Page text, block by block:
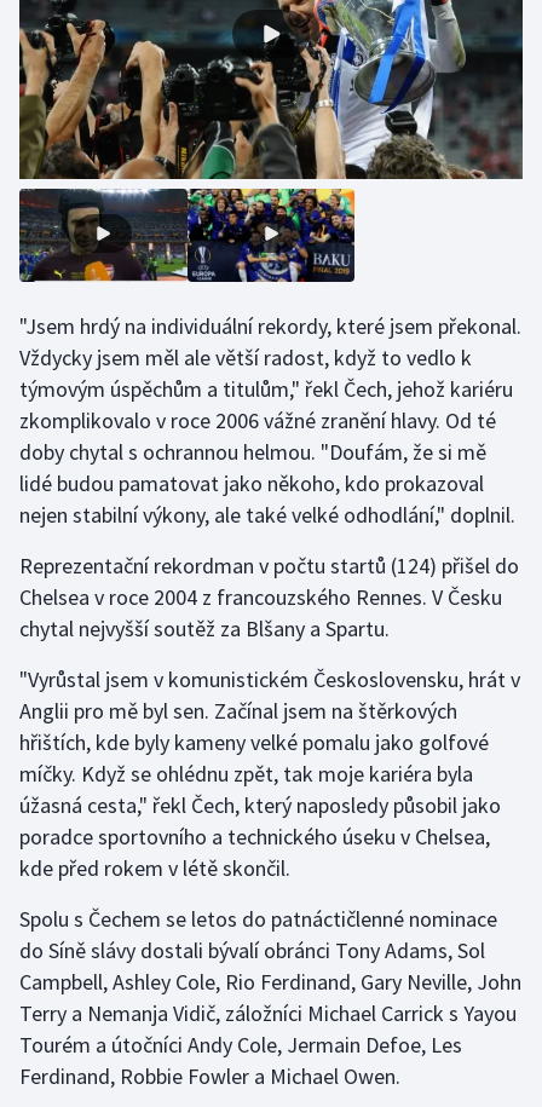
Stolní tenis
Triatlon
Veslování
Vodní slalom
Volejbal
"Jsem hrdý na individuální rekordy, které jsem překonal.
Vždycky jsem měl ale větší radost, když to vedlo k
týmovým úspěchům a titulům," řekl Čech, jehož kariéru
zkomplikovalo v roce 2006 vážné zranění hlavy. Od té
doby chytal s ochrannou helmou. "Doufám, že si mě
lidé budou pamatovat jako někoho, kdo prokazoval
nejen stabilní výkony, ale také velké odhodlání," doplnil.
Reprezentační rekordman v počtu startů (124) přišel do
Chelsea v roce 2004 z francouzského Rennes. V Česku
chytal nejvyšší soutěž za Blšany a Spartu.
"Vyrůstal jsem v komunistickém Československu, hrát v
Anglii pro mě byl sen. Začínal jsem na štěrkových
hřištích, kde byly kameny velké pomalu jako golfové
míčky. Když se ohlédnu zpět, tak moje kariéra byla
úžasná cesta," řekl Čech, který naposledy působil jako
poradce sportovního a technického úseku v Chelsea,
kde před rokem v létě skončil.
Spolu s Čechem se letos do patnáctičlenné nominace
do Síně slávy dostali bývalí obránci Tony Adams, Sol
Campbell, Ashley Cole, Rio Ferdinand, Gary Neville, John
Terry a Nemanja Vidič, záložníci Michael Carrick s Yayou
Tourém a útočníci Andy Cole, Jermain Defoe, Les
Ferdinand, Robbie Fowler a Michael Owen.